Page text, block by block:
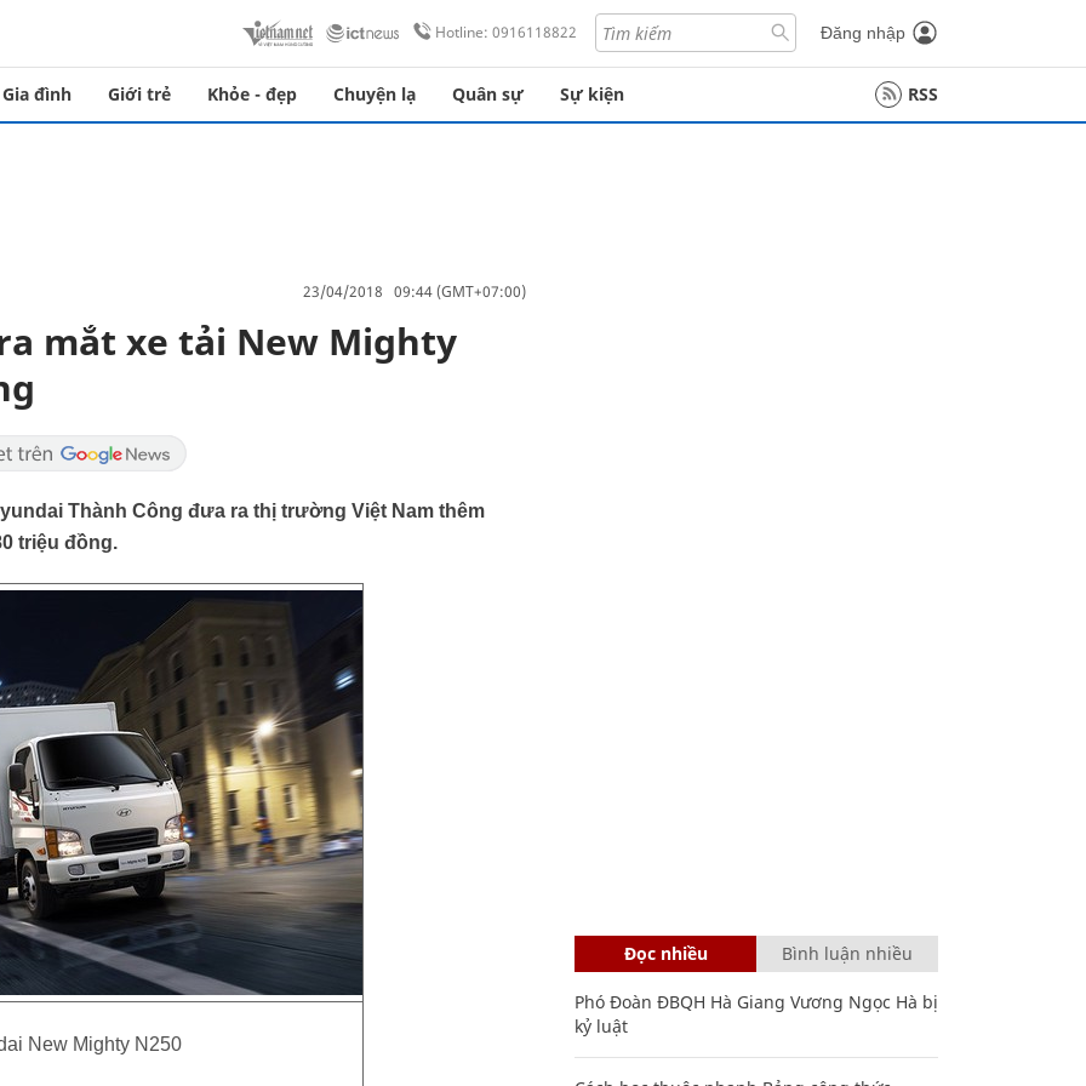
Hotline: 0916118822 Đăng nhập
Gia đình Giới trẻ Khỏe - đẹp Chuyện lạ Quân sự Sự kiện RSS
23/04/2018 09:44 (GMT+07:00)
mắt xe tải New Mighty
Thành Công đưa ra thị trường Việt Nam thêm
triệu đồng.
New Mighty N250
Đọc nhiều Bình luận nhiều
Phó Đoàn ĐBQH Hà Giang Vương Ngọc Hà bị
kỷ luật